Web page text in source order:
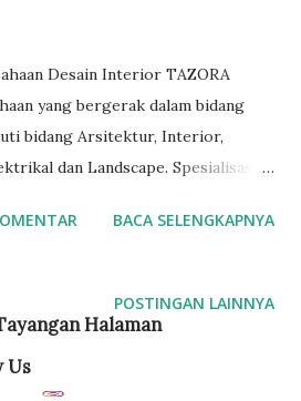
Desain Interior TAZORA
yang bergerak dalam bidang
bidang Arsitektur, Interior,
dan Landscape. Spesialisasi
Apartment, Cafe, Restoran, Rumah
Jasa Desain Interior & Build
di Indonesia, kami telah
BACA SELENGKAPNYA
POSTINGAN LAINNYA
Halaman
Us